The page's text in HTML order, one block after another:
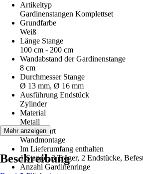
Artikeltyp
Gardinenstangen Komplettset
Grundfarbe
Weiß
Länge Stange
100 cm - 200 cm
Wandabstand der Gardinenstange
8 cm
Durchmesser Stange
Ø 13 mm, Ø 16 mm
Ausführung Endstück
Zylinder
Material
Metall
Montageart
Wandmontage
Im Lieferumfang enthalten
1 Stange, 3 Träger, 2 Endstücke,
Anzahl Gardinenringe
Mehr anzeigen
Beschreibung